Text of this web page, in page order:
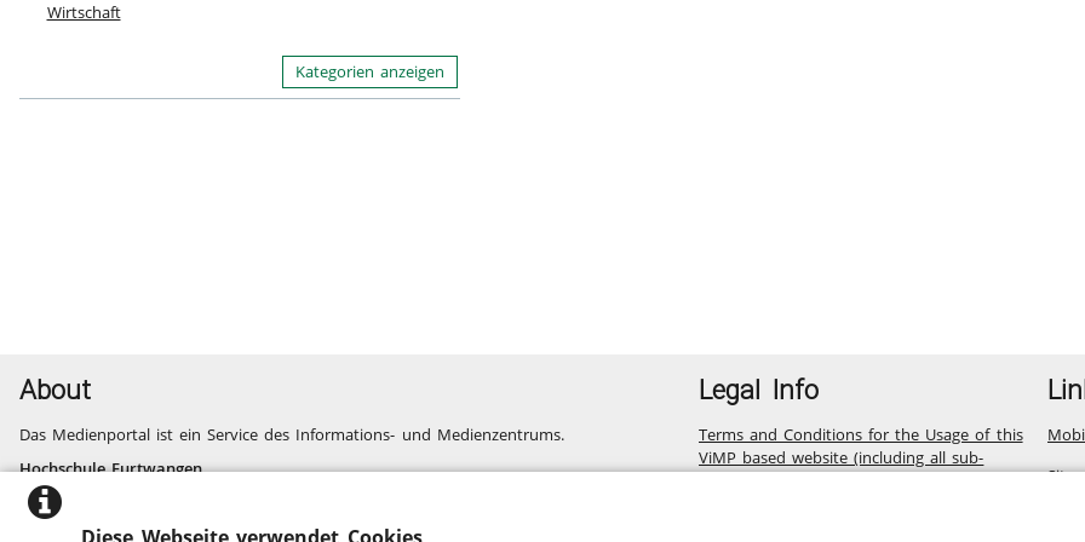
Wirtschaft
Kategorien anzeigen
About
Das Medienportal ist ein Service des Informations- und Medienzentrums.
Hochschule Furtwangen
Informatik, Technik, Wirtschaft, Medien, Gesundheit
Fragen und Probleme
Legal Info
Terms and Conditions for the Usage of this
ViMP based website (including all sub-